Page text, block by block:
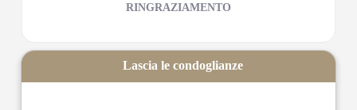
RINGRAZIAMENTO
Lascia le condoglianze